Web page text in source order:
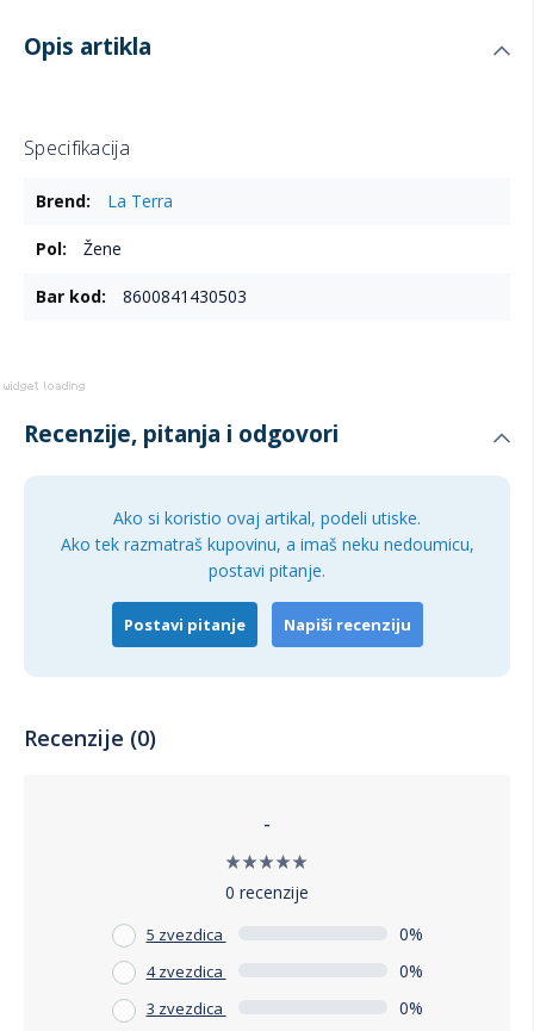
Opis artikla
Specifikacija
informacijaLa Terra
Žene
8600841430503
Recenzije, pitanja i odgovori
Ako si koristio ovaj artikal, podeli utiske.
Ako tek razmatraš kupovinu, a imaš neku nedoumicu,
postavi pitanje.
Postavi pitanje Napiši recenziju
Recenzije (0)
-
0 recenzije
5 zvezdica 0%
4 zvezdica 0%
3 zvezdica 0%